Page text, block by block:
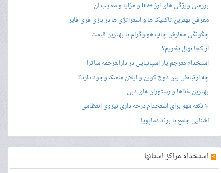
بررسی ویژگی های ارز hive و مزایا و معایب آن
معرفی بهترین تاکتیک ها و استراتژی ها در بازی فری فایر
چگونگی سفارش چاپ هولوگرام با بهترین قیمت
از کجا نهال بخریم؟
استخدام مترجم یار اسپانیایی در دارالترجمه ساترا
چه ارتباطی بین دوج کوین و ایلان ماسک وجود دارد؟
بهترین غذاها و رستوران های دبی
۱۰ نکته مهم برای استخدام درجه داری نیروی انتظامی
آشنایی جامع با برند دماپویا
» استخدام مراکز استانها